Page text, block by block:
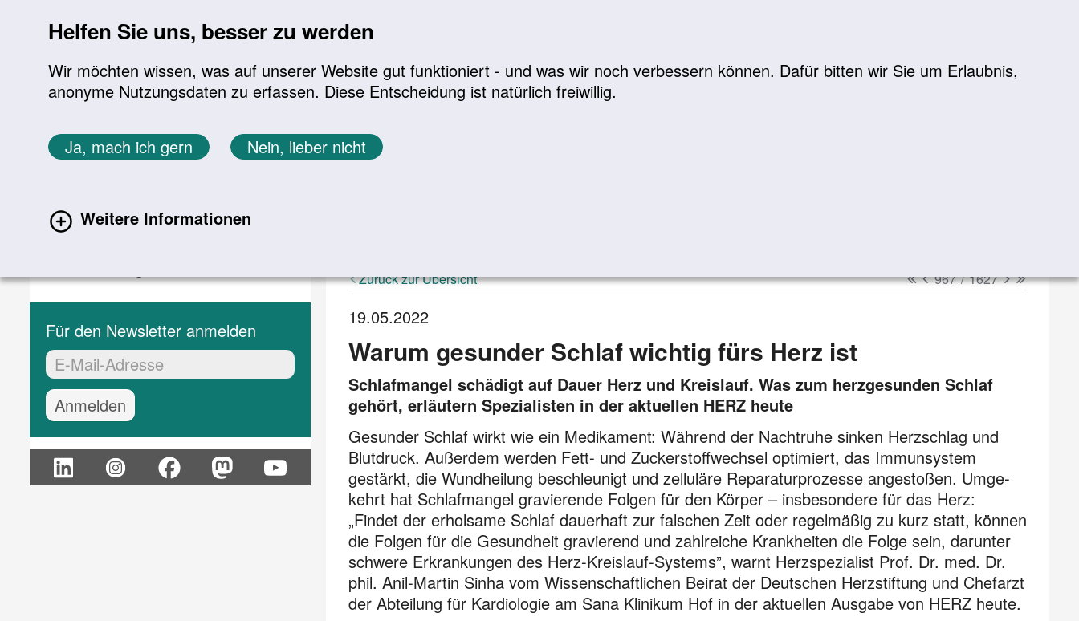
Helfen Sie uns, besser zu werden
Wir möchten wissen, was auf unserer Website gut funktioniert - und was wir noch verbessern können. Dafür bitten wir Sie um Erlaubnis,
anonyme Nutzungsdaten zu erfassen. Diese Entscheidung ist natürlich freiwillig.
Ja, mach ich gern Nein, lieber nicht
Weitere Informationen
Sie befinden sich hier:
Startseite Aktuelles Aktuelle Meldungen
Aktuelle Meldungen
Für den Newsletter anmelden
EMail-Adresse:*
Zurück zur Übersicht erster
vorheriger
967/1627nächster
letzter
19.05.2022
Warum gesunder Schlaf wichtig fürs Herz ist
Schlafmangel schädigt auf Dauer Herz und Kreislauf. Was zum herzgesunden Schlaf
gehört, erläutern Spezialisten in der aktuellen HERZ heute
Gesunder Schlaf wirkt wie ein Medikament: Während der Nachtruhe sinken Herzschlag und
Blutdruck. Außerdem werden Fett- und Zuckerstoffwechsel optimiert, das Immunsystem
gestärkt, die Wundheilung beschleunigt und zelluläre Reparaturprozesse angestoßen. Umge­
kehrt hat Schlafmangel gravierende Folgen für den Körper – insbesondere für das Herz:
„Findet der erholsame Schlaf dauerhaft zur falschen Zeit oder regelmäßig zu kurz statt, können
die Folgen für die Gesundheit gravierend und zahlreiche Krank­heiten die Folge sein, darunter
schwere Erkrankungen des Herz-Kreislauf-Systems”, warnt Herzspezialist Prof. Dr. med. Dr.
phil. Anil-Martin Sinha vom Wissenschaftlichen Beirat der Deutschen Herzstiftung und Chefarzt
der Abteilung für Kardiologie am Sana Klinikum Hof in der aktuellen Ausgabe von HERZ heute.